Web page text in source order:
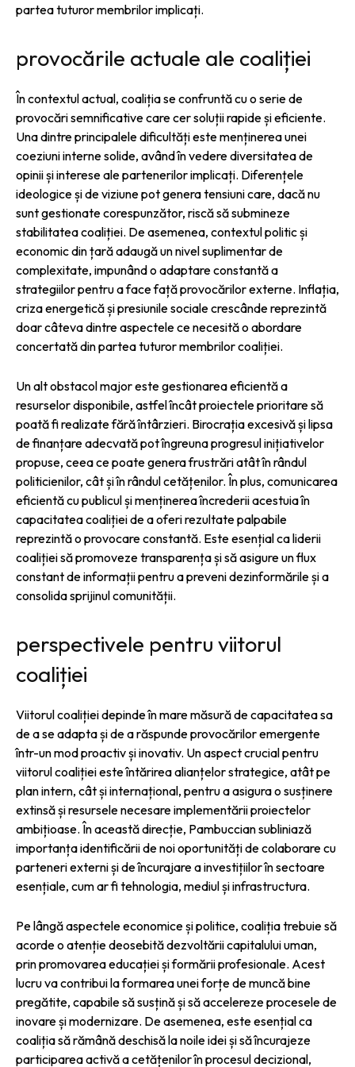
partea tuturor membrilor implicați.
provocările actuale ale coaliției
În contextul actual, coaliția se confruntă cu o serie de
provocări semnificative care cer soluții rapide și eficiente.
Una dintre principalele dificultăți este menținerea unei
coeziuni interne solide, având în vedere diversitatea de
opinii și interese ale partenerilor implicați. Diferențele
ideologice și de viziune pot genera tensiuni care, dacă nu
sunt gestionate corespunzător, riscă să submineze
stabilitatea coaliției. De asemenea, contextul politic și
economic din țară adaugă un nivel suplimentar de
complexitate, impunând o adaptare constantă a
strategiilor pentru a face față provocărilor externe. Inflația,
criza energetică și presiunile sociale crescânde reprezintă
doar câteva dintre aspectele ce necesită o abordare
concertată din partea tuturor membrilor coaliției.
Un alt obstacol major este gestionarea eficientă a
resurselor disponibile, astfel încât proiectele prioritare să
poată fi realizate fără întârzieri. Birocrația excesivă și lipsa
de finanțare adecvată pot îngreuna progresul inițiativelor
propuse, ceea ce poate genera frustrări atât în rândul
politicienilor, cât și în rândul cetățenilor. În plus, comunicarea
eficientă cu publicul și menținerea încrederii acestuia în
capacitatea coaliției de a oferi rezultate palpabile
reprezintă o provocare constantă. Este esențial ca liderii
coaliției să promoveze transparența și să asigure un flux
constant de informații pentru a preveni dezinformările și a
consolida sprijinul comunității.
perspectivele pentru viitorul
coaliției
Viitorul coaliției depinde în mare măsură de capacitatea sa
de a se adapta și de a răspunde provocărilor emergente
într-un mod proactiv și inovativ. Un aspect crucial pentru
viitorul coaliției este întărirea alianțelor strategice, atât pe
plan intern, cât și internațional, pentru a asigura o susținere
extinsă și resursele necesare implementării proiectelor
ambițioase. În această direcție, Pambuccian subliniază
importanța identificării de noi oportunități de colaborare cu
parteneri externi și de încurajare a investițiilor în sectoare
esențiale, cum ar fi tehnologia, mediul și infrastructura.
Pe lângă aspectele economice și politice, coaliția trebuie să
acorde o atenție deosebită dezvoltării capitalului uman,
prin promovarea educației și formării profesionale. Acest
lucru va contribui la formarea unei forțe de muncă bine
pregătite, capabile să susțină și să accelereze procesele de
inovare și modernizare. De asemenea, este esențial ca
coaliția să rămână deschisă la noile idei și să încurajeze
participarea activă a cetățenilor în procesul decizional,